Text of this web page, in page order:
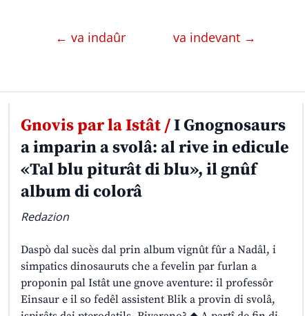
← va indaûr va indevant →
Gnovis par la Istât /I Gnognosaurs
a imparin a svolâ: al rive in edicule
«Tal blu piturât di blu», il gnûf
album di colorâ
Redazion
Daspò dal sucès dal prin album vignût fûr a Nadâl, i
simpatics dinosauruts che a fevelin par furlan a
proponin pal Istât une gnove aventure: il professôr
Einsaur e il so fedêl assistent Blik a provin di svolâ,